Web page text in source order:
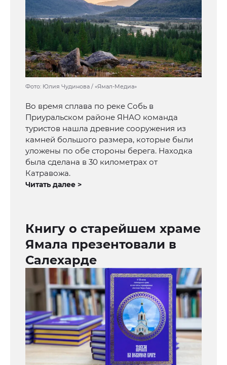
Фото: Юлия Чудинова / «Ямал-Медиа»
Во время сплава по реке Собь в
Приуральском районе ЯНАО команда
туристов нашла древние сооружения из
камней большого размера, которые были
уложены по обе стороны берега. Находка
была сделана в 30 километрах от
Катравожа.
Читать далее >
Книгу о старейшем храме
Ямала презентовали в
Салехарде